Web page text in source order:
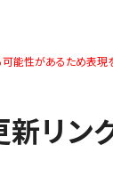
性があるため表現を
リン